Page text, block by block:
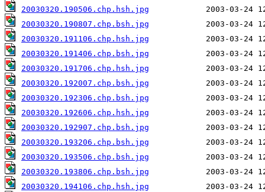
20030320.190506.chp.hsh.jpg
20030320.190807.chp.bsh.jpg
20030320.191106.chp.hsh.jpg
20030320.191406.chp.bsh.jpg
20030320.191706.chp.hsh.jpg
20030320.192007.chp.bsh.jpg
20030320.192306.chp.bsh.jpg
20030320.192606.chp.hsh.jpg
20030320.192907.chp.bsh.jpg
20030320.193206.chp.bsh.jpg
20030320.193506.chp.bsh.jpg
20030320.193806.chp.bsh.jpg
20030320.194106.chp.hsh.jpg